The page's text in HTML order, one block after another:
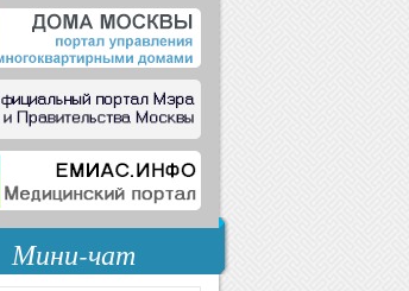
Мини-чат